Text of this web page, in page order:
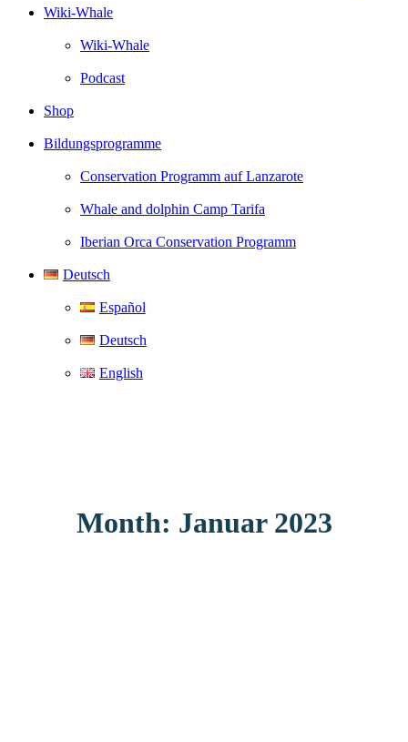
Wiki-Whale
Wiki-Whale
Podcast
Shop
Bildungsprogramme
Conservation Programm auf Lanzarote
Whale and dolphin Camp Tarifa
Iberian Orca Conservation Programm
Deutsch
Español
Deutsch
English
Month: Januar 2023